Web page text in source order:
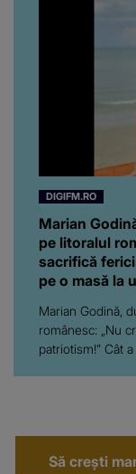
DIGIFM.RO
Marian
pe litoralul
sacrifică
pe o masă la
Marian Godină,
românesc: „Nu
patriotism!” Cât a
Să crești